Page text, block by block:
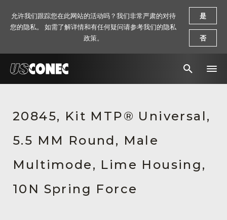
解决方案
产品
资源
关于我们
20845, Kit MTP® Universal,
5.5 MM Round, Male
Multimode, Lime Housing,
10N Spring Force
允许我们跟踪您在此网站的活动吗？我们非常严肃的对待
您的隐私。 如需了解详情和有任何疑问请参考我们的隐私
政策。
是
否